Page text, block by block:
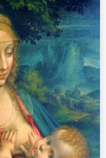
abstrait avec beaucoup de rouge,
tableau sombre, nu debout près d'un
arbre.